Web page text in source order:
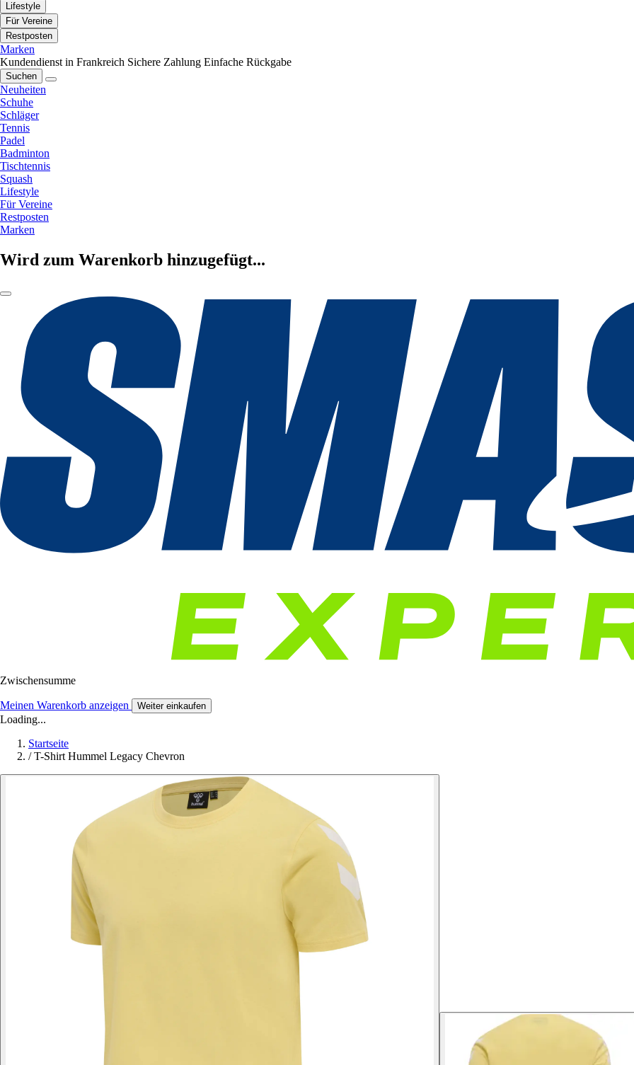
Lifestyle
Für Vereine
Restposten
Marken
Kundendienst in Frankreich Sichere Zahlung Einfache Rückgabe
Suchen
Neuheiten
Schuhe
Schläger
Tennis
Padel
Badminton
Tischtennis
Squash
Lifestyle
Für Vereine
Restposten
Marken
Wird zum Warenkorb hinzugefügt...
Zwischensumme
Meinen Warenkorb anzeigen Weiter einkaufen
Loading...
Startseite
/ T-Shirt Hummel Legacy Chevron